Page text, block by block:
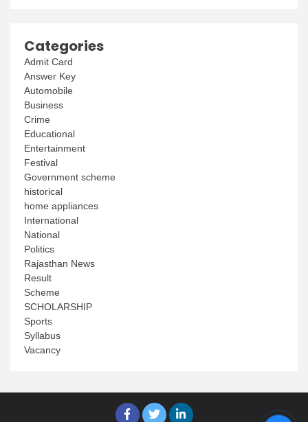
Categories
Admit Card
Answer Key
Automobile
Business
Crime
Educational
Entertainment
Festival
Government scheme
historical
home appliances
International
National
Politics
Rajasthan News
Result
Scheme
SCHOLARSHIP
Sports
Syllabus
Vacancy